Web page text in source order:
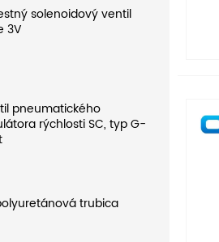
solenoidový ventil
3V
pneumatického
rýchlosti SC, typ G-
trubica